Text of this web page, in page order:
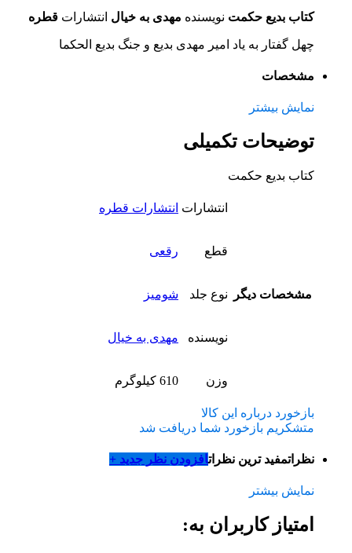
کتاب بدیع حکمت نویسنده مهدی به خیال انتشارات قطره
چهل گفتار به یاد امیر مهدی بدیع و جنگ بدیع الحکما
مشخصات
نمایش بیشتر
توضیحات تکمیلی
کتاب بدیع حکمت
مشخصات دیگر
انتشارات انتشارات قطره
قطع رقعی
نوع جلد شومیز
نویسنده مهدی به خیال
وزن 610 کیلوگرم
بازخورد درباره این کالا
متشکریم بازخورد شما دریافت شد
نظراتمفید ترین نظراتافزودن نظر جدید +
نمایش بیشتر
امتیاز کاربران به: